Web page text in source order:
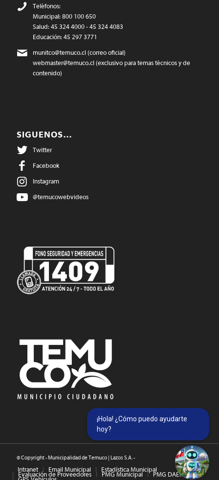
Teléfonos:
Municipal: 800 100 650
Salud: 45 324 4000 - 45 324 4083
Educación: 45 297 3771
munitco@temuco.cl(correo oficial)
webmaster@temuco.cl(exclusivo para temas técnicos y de
contenido)
SIGUENOS…
Twitter
Facebook
Instagram
@temucowebvideos
© Copyright - Municipalidad de Temuco | Lazos S.A. -
Intranet Email Municipal Estadística Municipal
Evaluación de Proveedores PMG Municipal PMG DAEM
¡Hola! ¿Cómo puedo ayudarte
hoy?